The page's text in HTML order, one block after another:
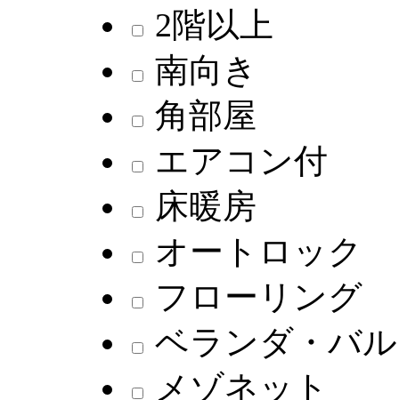
2階以上
南向き
角部屋
エアコン付
床暖房
オートロック
フローリング
ベランダ・バ
メゾネット